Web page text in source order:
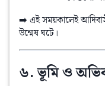
➡️ এই সময়কালেই
উন্মেষ ঘটে।
৬. ভূমি ও